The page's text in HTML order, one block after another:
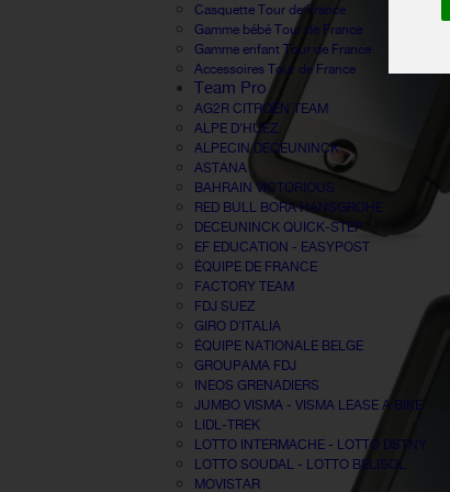
Casquette Tour de France
Gamme bébé Tour de France
Gamme enfant Tour de France
Accessoires Tour de France
Team Pro
AG2R CITROËN TEAM
ALPE D'HUEZ
ALPECIN DECEUNINCK
ASTANA
BAHRAIN VICTORIOUS
RED BULL BORA HANSGROHE
DECEUNINCK QUICK-STEP
EF EDUCATION - EASYPOST
ÉQUIPE DE FRANCE
FACTORY TEAM
FDJ SUEZ
GIRO D'ITALIA
ÉQUIPE NATIONALE BELGE
GROUPAMA FDJ
INEOS GRENADIERS
JUMBO VISMA - VISMA LEASE A BIKE
LIDL-TREK
LOTTO INTERMACHE - LOTTO DSTNY
LOTTO SOUDAL - LOTTO BELISOL
MOVISTAR